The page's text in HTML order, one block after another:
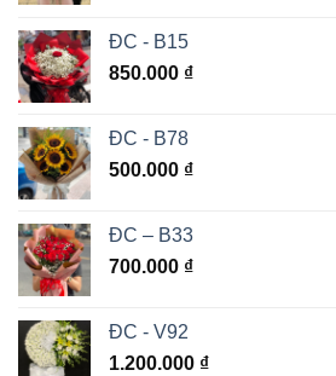
ĐC - B15
850.000 ₫
ĐC - B78
500.000 ₫
ĐC – B33
700.000 ₫
ĐC - V92
1.200.000 ₫